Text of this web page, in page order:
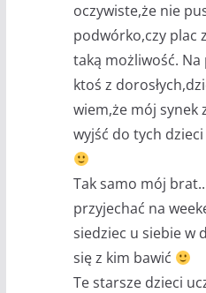
oczywiste,że nie
podwórko,czy plac
taką możliwość.
ktoś z
wiem,że mój synek
wyjść do tych
Tak samo mój
przyjechać na
siedziec u siebie w
się z kim bawić
Te starsze dzieci